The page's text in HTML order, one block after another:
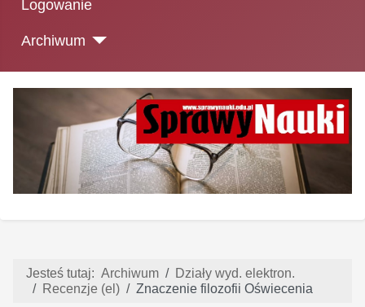
Logowanie
Archiwum
Jesteś tutaj: Archiwum
Działy wyd. elektron.
Recenzje (el)
Znaczenie filozofii Oświecenia